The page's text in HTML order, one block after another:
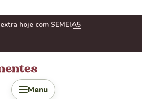
extra hoje com SEMEIA5
Menu